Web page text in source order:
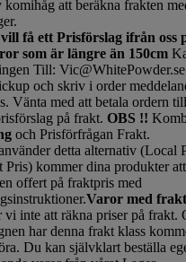
komihåg att beräkna frakten
få ett Prisförslag ifrån oss
som är längre än 150cm
Till:
och skriv i order
Vänta med att betala ordern
på frakt. OBS !!
och Prisförfrågan Frakt.
detta alternativ (Local
Pris) kommer dina produkter
offert på fraktpris med
Varor med frakt
vi inte att räkna priser på frakt.
har denna frakt klass
Du kan självklart beställa